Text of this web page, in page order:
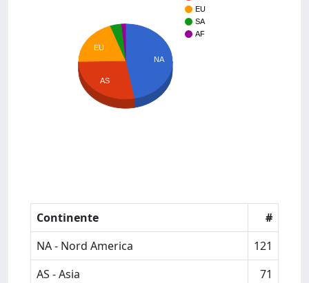
EU
SA
AF
NA
EU
AS
Continente
#
NA - Nord America
121
AS - Asia
71